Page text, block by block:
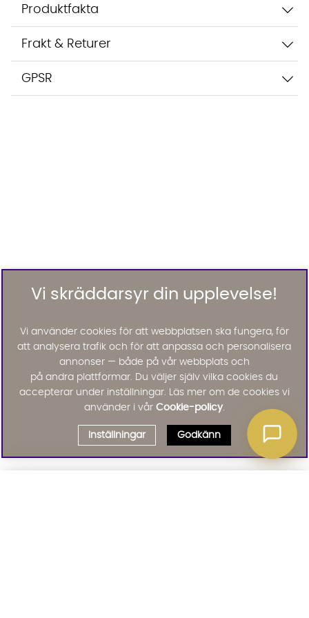
Produktfakta
Frakt & Returer
GPSR
Vi skräddarsyr din upplevelse!
Vi använder cookies för att webbplatsen ska fungera, för
att analysera trafik och för att anpassa och personalisera
annonser — både på vår webbplats och
på andra plattformar. Du väljer själv vilka cookies du
accepterar under inställningar. Läs mer om de cookies vi
använder i vår Cookie-policy.
Inställningar Godkänn